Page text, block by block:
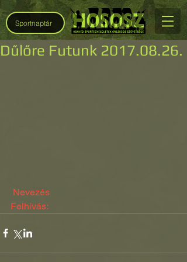
Sportnaptár
Dűlőre Futunk 2017.08.26.
Nevezés
Felhívás: